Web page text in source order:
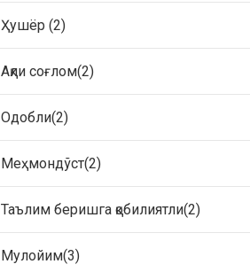
Ҳушёр (2)
Ақли соғлом(2)
Одобли(2)
Меҳмондўст(2)
Таълим беришга қобилиятли(2)
Мулойим(3)